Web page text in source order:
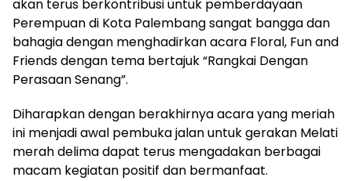
akan terus berkontribusi untuk pemberdayaan
Perempuan di Kota Palembang sangat bangga dan
bahagia dengan menghadirkan acara Floral, Fun and
Friends dengan tema bertajuk “Rangkai Dengan
Perasaan Senang”.
Diharapkan dengan berakhirnya acara yang meriah
ini menjadi awal pembuka jalan untuk gerakan Melati
merah delima dapat terus mengadakan berbagai
macam kegiatan positif dan bermanfaat.